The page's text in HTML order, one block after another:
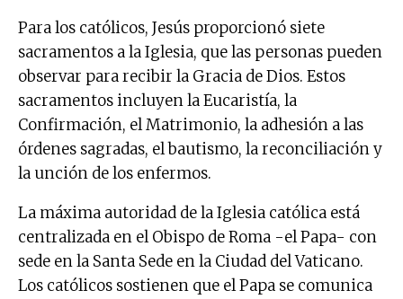
Para los católicos, Jesús proporcionó siete
sacramentos a la Iglesia, que las personas pueden
observar para recibir la Gracia de Dios. Estos
sacramentos incluyen la Eucaristía, la
Confirmación, el Matrimonio, la adhesión a las
órdenes sagradas, el bautismo, la reconciliación y
la unción de los enfermos.
La máxima autoridad de la Iglesia católica está
centralizada en el Obispo de Roma -el Papa- con
sede en la Santa Sede en la Ciudad del Vaticano.
Los católicos sostienen que el Papa se comunica